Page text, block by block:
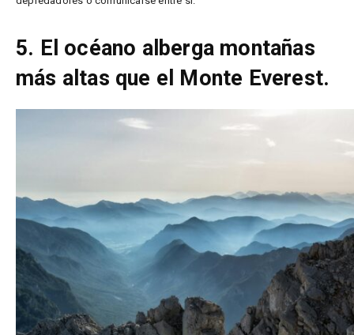
5. El océano alberga montañas
más altas que el Monte Everest.